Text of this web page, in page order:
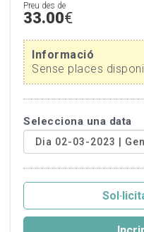
Preu des de
33.00€
Informació
Sense places
Selecciona una data